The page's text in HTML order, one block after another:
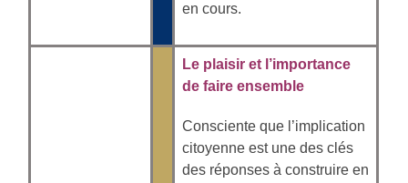
en cours.
Le plaisir et l’importance
de faire ensemble
Consciente que l’implication
citoyenne est une des clés
des réponses à construire en